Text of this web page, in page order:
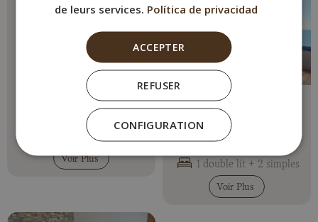
Apartamento 88
Max. 2 personnes
1 lit double
Voir Plus
Appartement 2
Chambres avec Vue
sur la Mer (Rosa)
1 double lit + 2 simples
Voir Plus
de leurs services. Política de privacidad
ACCEPTER
REFUSER
CONFIGURATION